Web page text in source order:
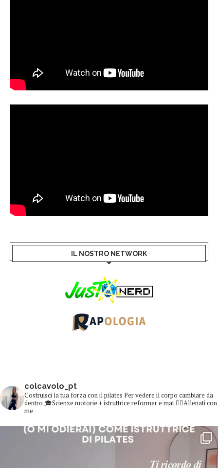
IL NOSTRO NETWORK
colcavolo_pt
Costruisci la tua forza con il pilates Per vedere il corpo cambiare da
dentro 🎓Scienze motorie + istruttrice reformer e mat 👇🏻Allenati con
me